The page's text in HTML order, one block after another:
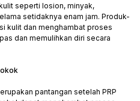
seperti losion, minyak,
setidaknya enam jam. Produk-
kulit dan menghambat proses
dan memulihkan diri secara
pantangan setelah PRP